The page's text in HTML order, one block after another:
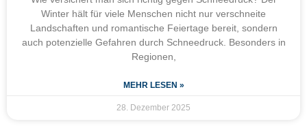
Winter hält für viele Menschen nicht nur verschneite
Landschaften und romantische Feiertage bereit, sondern
auch potenzielle Gefahren durch Schneedruck. Besonders in
Regionen,
MEHR LESEN »
28. Dezember 2025